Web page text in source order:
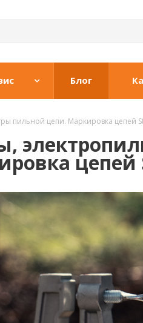
Блог
пильной цепи. Маркировка цепей
цепей